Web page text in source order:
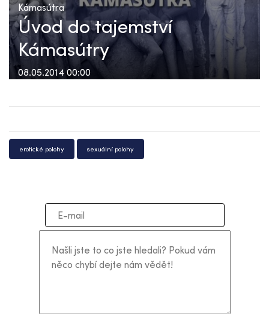
Kámasútra
Úvod do tajemství
Kámasútry
08.05.2014 00:00
erotické polohy sexuální polohy